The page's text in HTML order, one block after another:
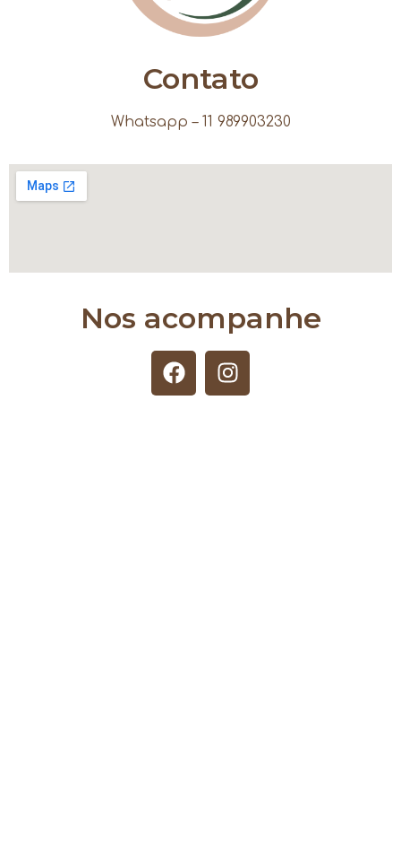
Contato
Whatsapp – 11 989903230
Nos acompanhe